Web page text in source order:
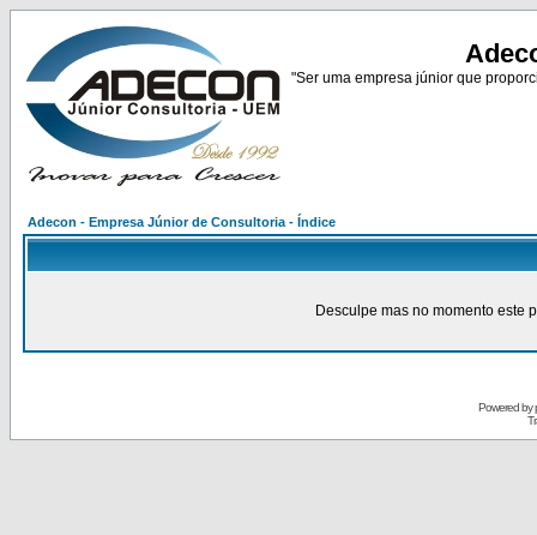
"Ser uma empresa júnior que
Adecon - Empresa Júnior de Consultoria - Índice
Desculpe mas no momento este
Powered by